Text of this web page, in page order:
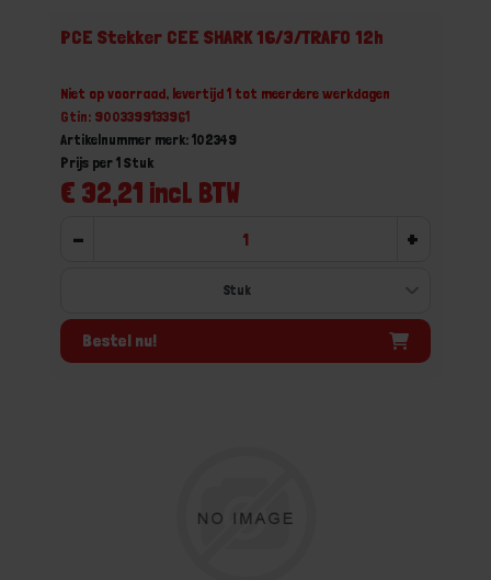
PCE Stekker CEE SHARK 16/3/TRAFO 12h
Niet op voorraad, levertijd 1 tot meerdere werkdagen
Gtin: 9003399133961
Artikelnummer merk: 102349
€ 32,21 incl. BTW
Prijs per 1 Stuk
- +
Bestel nu!